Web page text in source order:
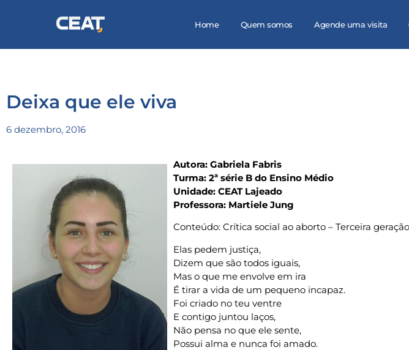
Home Quem somos Agende uma visita
Deixa que ele viva
6 dezembro, 2016
Autora: Gabriela Fabris
Turma: 2ª série B do Ensino Médio
Unidade: CEAT Lajeado
Professora: Martiele Jung
Conteúdo: Crítica social ao aborto – Terceira
Elas pedem justiça,
Dizem que são todos iguais,
Mas o que me envolve em ira
É tirar a vida de um pequeno incapaz.
Foi criado no teu ventre
E contigo juntou laços,
Não pensa no que ele sente,
Possui alma e nunca foi amado.